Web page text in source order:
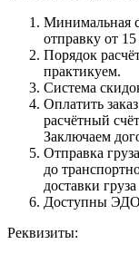
Минимальная
отправку от
Порядок
практикуем.
Система
Оплатить
расчётный
Заключаем
Отправка
до
доставки
Доступны
Реквизиты: